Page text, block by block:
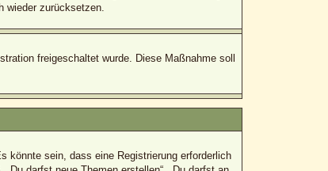
wieder zurücksetzen.
freigeschaltet wurde. Diese Maßnahme soll
könnte sein, dass eine Registrierung erforderlich